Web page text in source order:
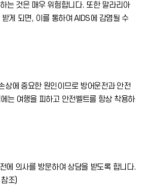
는 것은 매우 위험합니다. 또한 말라리아
게 되면, 이를 통하여 AIDS에 감염될 수
상에 중요한 원인이므로 방어운전과 안전
는 여행을 피하고 안전벨트를 항상 착용하
에 의사를 방문하여 상담을 받도록 합니다.
조)